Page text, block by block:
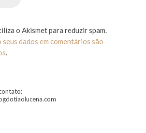
o Akismet para reduzir spam.
seus dados em comentários são
.